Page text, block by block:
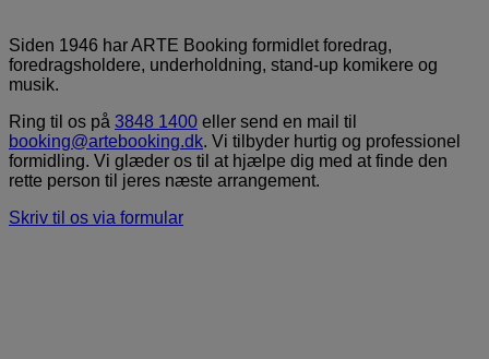
Siden 1946 har ARTE Booking formidlet foredrag,
foredragsholdere, underholdning, stand-up komikere og
musik.
Ring til os på 3848 1400 eller send en mail til
booking@artebooking.dk. Vi tilbyder hurtig og professionel
formidling. Vi glæder os til at hjælpe dig med at finde den
rette person til jeres næste arrangement.
Skriv til os via formular